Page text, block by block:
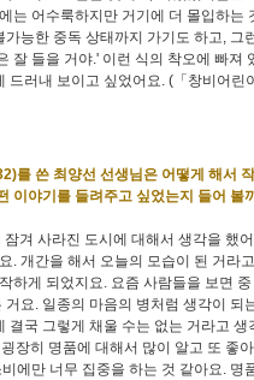
는 어수룩하지만 거기에 더 몰입하는
능한 중독 상태까지 가기도 하고, 그
잘 들을 거야.' 이런 식의 착오에 빠져
드러내 보이고 싶었어요. (「창비어린
를 쓴 최양선 선생님은 어떻게 해서 작
이야기를 들려주고 싶었는지 들어 볼
겨 사라진 도시에 대해서 생각을 했어
. 개간을 해서 오늘의 모습이 된 거라고
하게 되었지요. 요즘 사람들을 보면 중
요. 일종의 마음의 병처럼 생각이 되
국 그렇게 채울 수는 없는 거라고 생
장히 명품에 대해서 많이 알고 또 좋
에만 너무 집중을 하는 것 같아요. 명